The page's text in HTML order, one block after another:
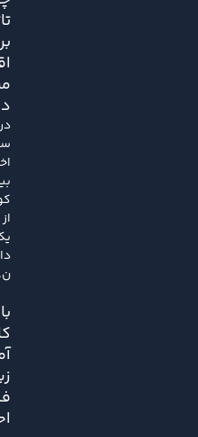
بر
در
از